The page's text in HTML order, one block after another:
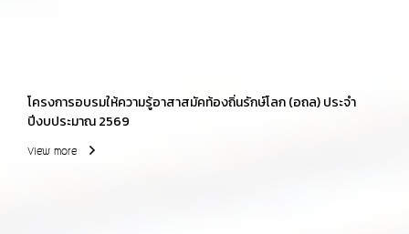
โครงการอบรมให้ความรู้อาสาสมัคท้องถิ่นรักษ์โลก (อถล) ประจำ
ปีงบประมาณ 2569
View more